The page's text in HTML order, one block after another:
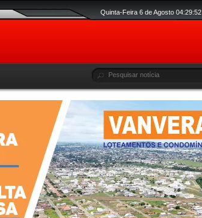
Quinta-Feira 6 de Agosto 04:29:53